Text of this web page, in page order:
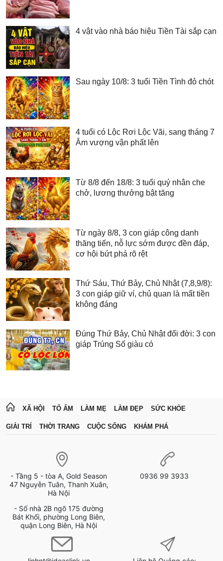
4 vật vào nhà báo hiệu Tiền Tài sắp cạn
Sau ngày 10/8: 3 tuổi Tiền Tình đỏ chót
4 tuổi có Lộc Rơi Lộc Vãi, sang tháng 7
Âm vượng vận phất lên
Từ 8/8 đến 18/8: 3 tuổi quý nhân che
chở, lương thưởng bật tăng
Từ ngày 8/8, 3 con giáp công danh
thăng tiến, nỗ lực sớm được đền đáp,
cơ hội bứt phá rõ rệt
Thứ Sáu, Thứ Bảy, Chủ Nhật (7,8,9/8):
3 con giáp giữ ví, chủ quan là mất tiền
không đáng
Đúng Thứ Bảy, Chủ Nhật đổi đời: 3 con
giáp Trúng Số giàu có
XÃ HỘI TỔ ẤM LÀM MẸ LÀM ĐẸP SỨC KHỎE
GIẢI TRÍ THỜI TRANG CUỘC SỐNG KHÁM PHÁ
- Tầng 5 - tòa A, Gold Season
47 Nguyễn Tuân, Thanh Xuân,
Hà Nội
- Số nhà 2B ngõ 175 đường
Bát Khối, phường Long Biên,
quận Long Biên, Hà Nội
0936 99 3933